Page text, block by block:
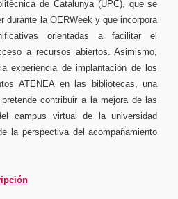
de Catalunya (UPC), que se
durante la OERWeek y que incorpora
orientadas a facilitar el
a recursos abiertos. Asimismo,
experiencia de implantación de los
ATENEA en las bibliotecas, una
contribuir a la mejora de las
campus virtual de la universidad
la perspectiva del acompañamiento